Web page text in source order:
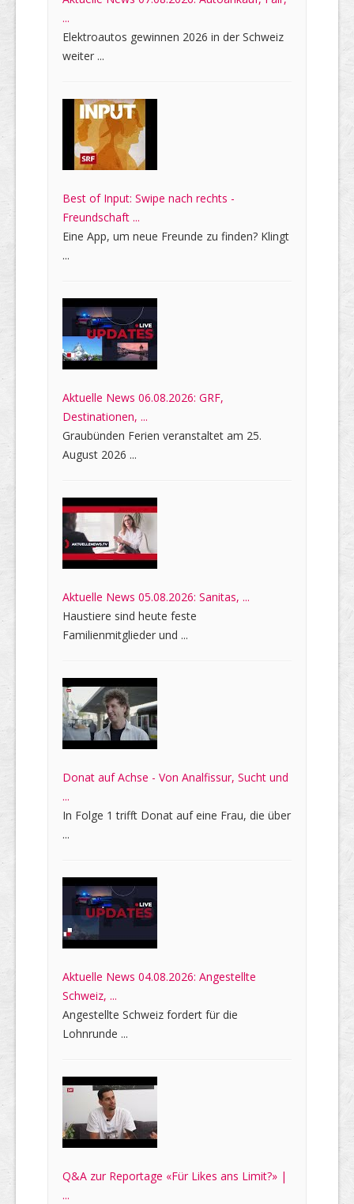
...
Elektroautos gewinnen 2026 in der Schweiz
weiter ...
Best of Input: Swipe nach rechts -
Freundschaft ...
Eine App, um neue Freunde zu finden? Klingt
...
Aktuelle News 06.08.2026: GRF,
Destinationen, ...
Graubünden Ferien veranstaltet am 25.
August 2026 ...
Aktuelle News 05.08.2026: Sanitas, ...
Haustiere sind heute feste
Familienmitglieder und ...
Donat auf Achse - Von Analfissur, Sucht und
...
In Folge 1 trifft Donat auf eine Frau, die über
...
Aktuelle News 04.08.2026: Angestellte
Schweiz, ...
Angestellte Schweiz fordert für die
Lohnrunde ...
Q&A zur Reportage «Für Likes ans Limit?» |
...